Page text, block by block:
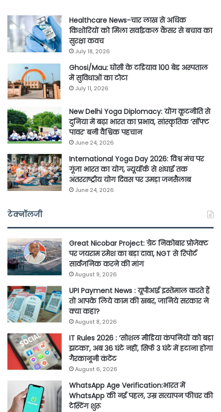
Healthcare News-चार लाख से अधिक
किशोरियों को मिला सर्वाइकल कैंसर से बचाव का
सुरक्षा कवच
July 18, 2026
Ghosi/Mau: घोसी के टडियाव 100 बेड अस्पताल
में सुविधाओं का टोटा
July 11, 2026
New Delhi Yoga Diplomacy: योग कूटनीति से
दुनिया में बढ़ा भारत का प्रभाव, सांस्कृतिक ‘सॉफ्ट
पावर’ बनी वैश्विक पहचान
June 24, 2026
International Yoga Day 2026: विश्व मंच पर
गूंजा भारत का योग, न्यूयॉर्क से शंघाई तक
अंतरराष्ट्रीय योग दिवस पर उमड़ा जनसैलाब
June 24, 2026
टेक्नॉलजी
Great Nicobar Project: ग्रेट निकोबार प्रोजेक्ट
पर जयराम रमेश का बड़ा दावा, NGT से रिपोर्ट
सार्वजनिक करने की मांग
August 9, 2026
UPI Payment News : यूपीआई इस्तेमाल करते हैं
तो आपके लिये काम की खबर, जानिये सरकार ने
क्या कहा?
August 8, 2026
IT Rules 2026 : ‘सोशल मीडिया कंपनियों को बड़ा
झटका’, अब 36 घंटे नहीं, सिर्फ 3 घंटे में हटाना होगा
गैरकानूनी कंटेंट
August 6, 2026
WhatsApp Age Verification:भारत में
WhatsApp की नई पहल, उम्र सत्यापन फीचर की
टेस्टिंग शुरू